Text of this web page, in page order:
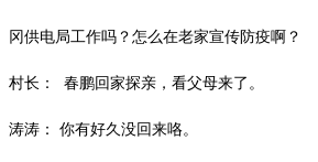
冈供电局工作吗？怎么在老家宣传防疫啊？
村长： 春鹏回家探亲，看父母来了。
涛涛： 你有好久没回来咯。